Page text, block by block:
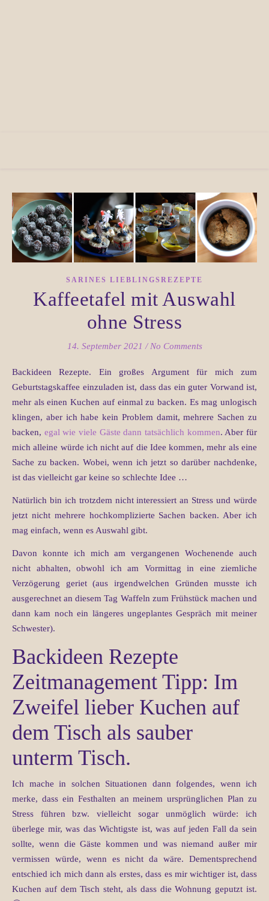
SARINES LIEBLINGSREZEPTE
Kaffeetafel mit Auswahl
ohne Stress
14. September 2021 / No Comments
Backideen Rezepte. Ein großes Argument für mich zum
Geburtstagskaffee einzuladen ist, dass das ein guter Vorwand ist,
mehr als einen Kuchen auf einmal zu backen. Es mag unlogisch
klingen, aber ich habe kein Problem damit, mehrere Sachen zu
backen, egal wie viele Gäste dann tatsächlich kommen. Aber für
mich alleine würde ich nicht auf die Idee kommen, mehr als eine
Sache zu backen. Wobei, wenn ich jetzt so darüber nachdenke,
ist das vielleicht gar keine so schlechte Idee …
Natürlich bin ich trotzdem nicht interessiert an Stress und würde
jetzt nicht mehrere hochkomplizierte Sachen backen. Aber ich
mag einfach, wenn es Auswahl gibt.
Davon konnte ich mich am vergangenen Wochenende auch
nicht abhalten, obwohl ich am Vormittag in eine ziemliche
Verzögerung geriet (aus irgendwelchen Gründen musste ich
ausgerechnet an diesem Tag Waffeln zum Frühstück machen und
dann kam noch ein längeres ungeplantes Gespräch mit meiner
Schwester).
Backideen Rezepte
Zeitmanagement Tipp: Im
Zweifel lieber Kuchen auf
dem Tisch als sauber
unterm Tisch.
Ich mache in solchen Situationen dann folgendes, wenn ich
merke, dass ein Festhalten an meinem ursprünglichen Plan zu
Stress führen bzw. vielleicht sogar unmöglich würde: ich
überlege mir, was das Wichtigste ist, was auf jeden Fall da sein
sollte, wenn die Gäste kommen und was niemand außer mir
vermissen würde, wenn es nicht da wäre. Dementsprechend
entschied ich mich dann als erstes, dass es mir wichtiger ist, dass
Kuchen auf dem Tisch steht, als dass die Wohnung geputzt ist.